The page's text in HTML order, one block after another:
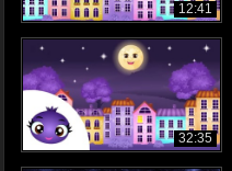
12:41
32:35